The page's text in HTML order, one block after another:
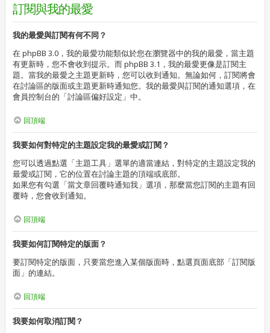
訂閱與我的最愛
我的最愛與訂閱有何不同？
在 phpBB 3.0，我的最愛功能類似於您在瀏覽器中的我的最愛，當主題
有更新時，您不會收到提示。而 phpBB 3.1，我的最愛更像是訂閱主
題。當我的最愛之主題更新時，您可以收到通知。無論如何，訂閱將會
在討論區的版面或主題更新時通知您。我的最愛與訂閱的通知選項，在
會員控制台的「討論區偏好設定」中。
回頂端
我要如何對特定的主題設定我的最愛或訂閱？
您可以透過點選「主題工具」選單的適當連結，對特定的主題設定我的
最愛或訂閱，它的位置在討論主題的頂端或底部。
如果您有勾選「當文章回覆時通知我」選項，那麼當您訂閱的主題有回
覆時，您會收到通知。
回頂端
我要如何訂閱特定的版面？
要訂閱特定的版面，只要當您進入某個版面時，點選頁面底部「訂閱版
面」的連結。
回頂端
我要如何取消訂閱？